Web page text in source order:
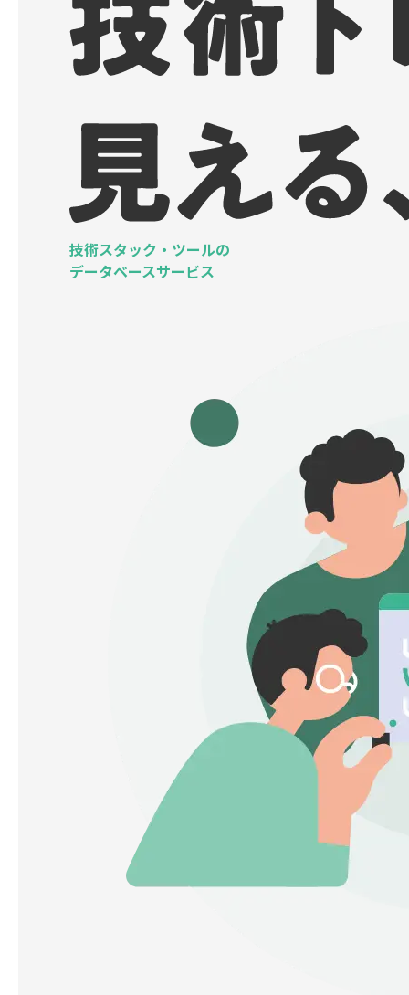
技術スタック・ツールの
データベースサービス